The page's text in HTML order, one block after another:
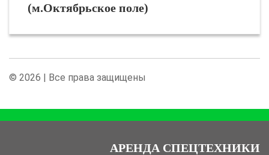
(м.Октябрьское поле)
© 2026 | Все права защищены
АРЕНДА СПЕЦТЕХНИКИ